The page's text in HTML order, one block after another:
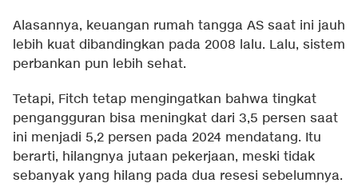
Alasannya, keuangan rumah tangga AS saat ini jauh
lebih kuat dibandingkan pada 2008 lalu. Lalu, sistem
perbankan pun lebih sehat.
Tetapi, Fitch tetap mengingatkan bahwa tingkat
pengangguran bisa meningkat dari 3,5 persen saat
ini menjadi 5,2 persen pada 2024 mendatang. Itu
berarti, hilangnya jutaan pekerjaan, meski tidak
sebanyak yang hilang pada dua resesi sebelumnya.